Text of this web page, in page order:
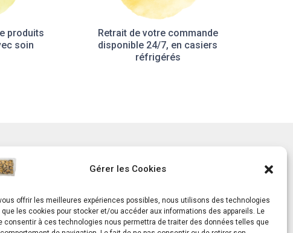
Gérer les Cookies
offrir les meilleures expériences possibles, nous utilisons des technologies
les cookies pour stocker et/ou accéder aux informations des appareils. Le
consentir à ces technologies nous permettra de traiter des données telles que
produits
soin
Retrait de votre commande
disponible 24/7, en casiers
réfrigérés
Notre histoire